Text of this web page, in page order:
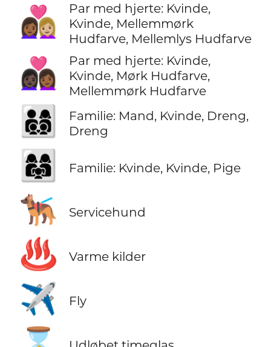
👩🏾‍❤️‍👩🏼
Par med hjerte: Kvinde,
Kvinde, Mellemmørk
Hudfarve, Mellemlys Hudfarve
👩🏿‍❤️‍👩🏾
Par med hjerte: Kvinde,
Kvinde, Mørk Hudfarve,
Mellemmørk Hudfarve
👨‍👩‍👦‍👦
Familie: Mand, Kvinde, Dreng,
Dreng
👩‍👩‍👧 Familie: Kvinde, Kvinde, Pige
🐕‍🦺 Servicehund
♨️ Varme kilder
✈️ Fly